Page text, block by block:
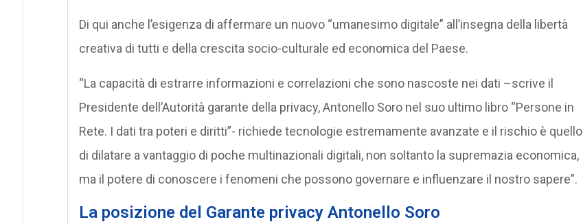
Di qui anche l’esigenza di affermare un nuovo “umanesimo digitale” all’insegna della libertà
creativa di tutti e della crescita socio-culturale ed economica del Paese.
“La capacità di estrarre informazioni e correlazioni che sono nascoste nei dati –scrive il
Presidente dell’Autorità garante della privacy, Antonello Soro nel suo ultimo libro “Persone in
Rete. I dati tra poteri e diritti”- richiede tecnologie estremamente avanzate e il rischio è quello
di dilatare a vantaggio di poche multinazionali digitali, non soltanto la supremazia economica,
ma il potere di conoscere i fenomeni che possono governare e influenzare il nostro sapere”.
La posizione del Garante privacy Antonello Soro